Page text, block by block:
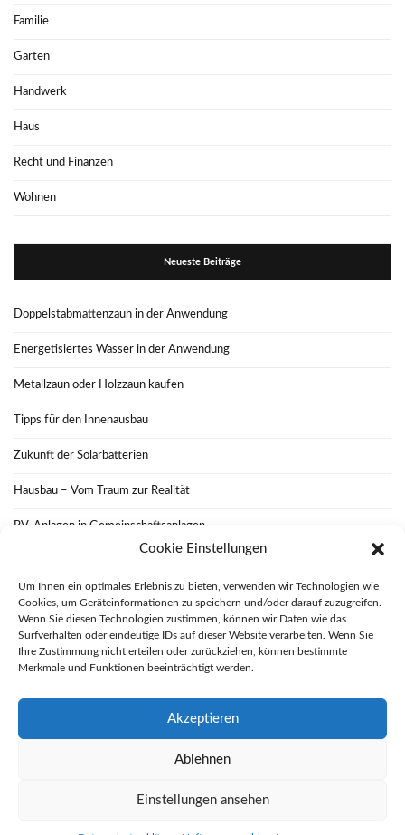
Cookie Einstellungen
Um Ihnen ein optimales Erlebnis zu bieten, verwenden wir Technologien wie
Cookies, um Geräteinformationen zu speichern und/oder darauf zuzugreifen.
Wenn Sie diesen Technologien zustimmen, können wir Daten wie das
Surfverhalten oder eindeutige IDs auf dieser Website verarbeiten. Wenn Sie
Ihre Zustimmung nicht erteilen oder zurückziehen, können bestimmte
Merkmale und Funktionen beeinträchtigt werden.
Akzeptieren
Ablehnen
Einstellungen ansehen
Familie
Garten
Handwerk
Haus
Recht und Finanzen
Wohnen
Neueste Beiträge
Doppelstabmattenzaun in der Anwendung
Energetisiertes Wasser in der Anwendung
Metallzaun oder Holzzaun kaufen
Tipps für den Innenausbau
Zukunft der Solarbatterien
Hausbau – Vom Traum zur Realität
PV-Anlagen in Gemeinschaftsanlagen
Das Flair von Altbauten bewahren
Solarenergie und Net Metering
Datenschutzerklärung Haftungsausschluss Impressum